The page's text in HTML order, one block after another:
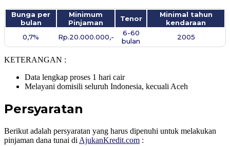
Bunga per
bulan
Minimum
Pinjaman
Tenor
Minimal tahun
kendaraan
0,7%
Rp.20.000.000,-
6-60
bulan
2005
KETERANGAN :
Data lengkap proses 1 hari cair
Melayani domisili seluruh Indonesia, kecuali Aceh
Persyaratan
Berikut adalah persyaratan yang harus dipenuhi untuk melakukan
pinjaman dana tunai di AjukanKredit.com :